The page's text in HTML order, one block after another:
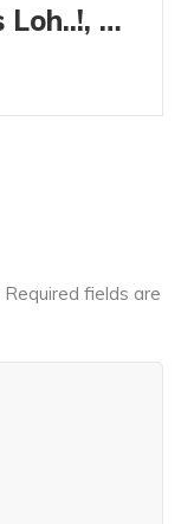
Serum, Sangat Bagus Loh..!, Untuk Anda Wajah yang Sensitif
Required fields are